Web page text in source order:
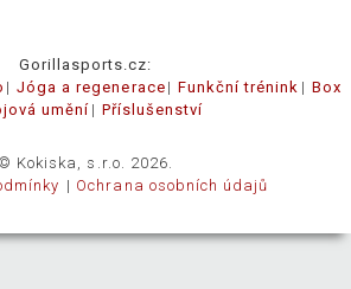
Gorillasports.cz:
Jóga a regenerace Funkční trénink
Box
umění
Příslušenství
© Kokiska, s.r.o. 2026.
Ochrana osobních údajů